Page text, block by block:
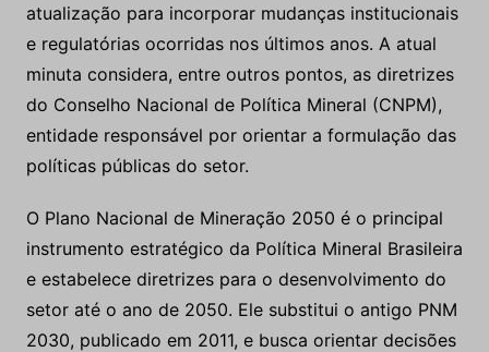
atualização para incorporar mudanças institucionais
e regulatórias ocorridas nos últimos anos. A atual
minuta considera, entre outros pontos, as diretrizes
do Conselho Nacional de Política Mineral (CNPM),
entidade responsável por orientar a formulação das
políticas públicas do setor.
O Plano Nacional de Mineração 2050 é o principal
instrumento estratégico da Política Mineral Brasileira
e estabelece diretrizes para o desenvolvimento do
setor até o ano de 2050. Ele substitui o antigo PNM
2030, publicado em 2011, e busca orientar decisões